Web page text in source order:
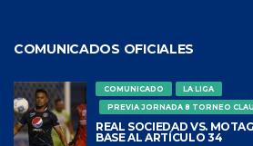
COMUNICADOS OFICIALES
COMUNICADO
LA LIGA
PREVIA JORNADA 8 TORNEO
REAL SOCIEDAD VS.
BASE AL ARTÍCULO 34